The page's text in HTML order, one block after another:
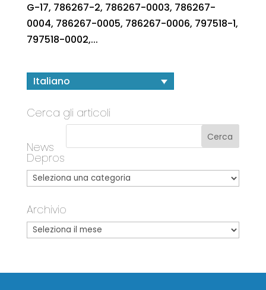
G-17, 786267-2, 786267-0003, 786267-
0004, 786267-0005, 786267-0006, 797518-1,
797518-0002,...
Italiano
Cerca gli articoli
News
Depros
Archivio